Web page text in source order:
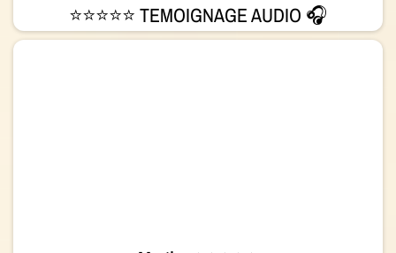
⭐⭐⭐⭐⭐ TEMOIGNAGE AUDIO 🎧